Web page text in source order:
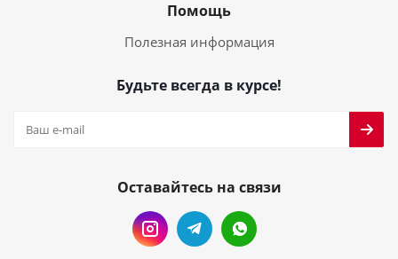
Помощь
Полезная информация
Будьте всегда в курсе!
Оставайтесь на связи